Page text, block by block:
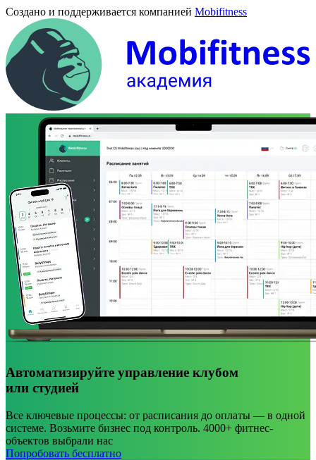
Создано и поддерживается компанией Mobifitness
Автоматизируйте управление клубом
или студией
Все ключевые процессы: от расписания до оплаты — в одной
системе. Возьмите бизнес под контроль. 4000+ фитнес-
объектов выбрали нас
Попробовать бесплатно